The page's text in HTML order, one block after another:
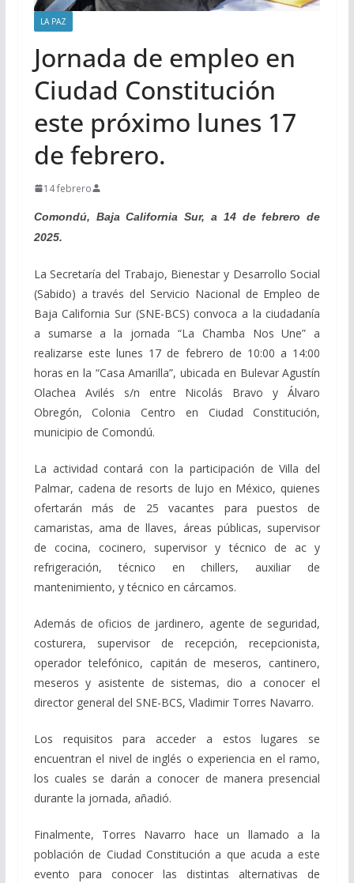
LA PAZ
Jornada de empleo en
Ciudad Constitución
este próximo lunes 17
de febrero.
14 febrero
Comondú, Baja California Sur, a 14 de febrero de
2025.
La Secretaría del Trabajo, Bienestar y Desarrollo Social
(Sabido) a través del Servicio Nacional de Empleo de
Baja California Sur (SNE-BCS) convoca a la ciudadanía
a sumarse a la jornada “La Chamba Nos Une” a
realizarse este lunes 17 de febrero de 10:00 a 14:00
horas en la “Casa Amarilla”, ubicada en Bulevar Agustín
Olachea Avilés s/n entre Nicolás Bravo y Álvaro
Obregón, Colonia Centro en Ciudad Constitución,
municipio de Comondú.
La actividad contará con la participación de Villa del
Palmar, cadena de resorts de lujo en México, quienes
ofertarán más de 25 vacantes para puestos de
camaristas, ama de llaves, áreas públicas, supervisor
de cocina, cocinero, supervisor y técnico de ac y
refrigeración, técnico en chillers, auxiliar de
mantenimiento, y técnico en cárcamos.
Además de oficios de jardinero, agente de seguridad,
costurera, supervisor de recepción, recepcionista,
operador telefónico, capitán de meseros, cantinero,
meseros y asistente de sistemas, dio a conocer el
director general del SNE-BCS, Vladimir Torres Navarro.
Los requisitos para acceder a estos lugares se
encuentran el nivel de inglés o experiencia en el ramo,
los cuales se darán a conocer de manera presencial
durante la jornada, añadió.
Finalmente, Torres Navarro hace un llamado a la
población de Ciudad Constitución a que acuda a este
evento para conocer las distintas alternativas de